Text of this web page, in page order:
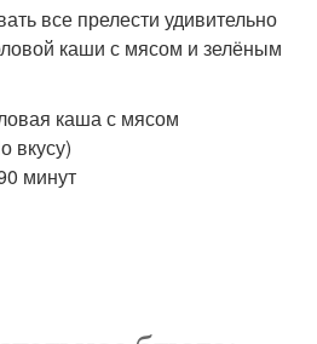
все прелести удивительно
каши с мясом и зелёным
каша с мясом
вкусу)
минут